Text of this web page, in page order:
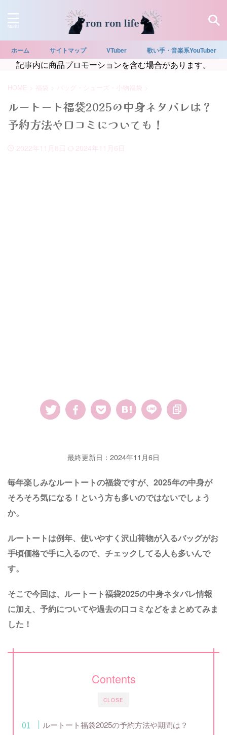
ホーム サイトマップ VTuber 歌い手・音楽系YouTuber
記事内に商品プロモーションを含む場合があります。
HOME > 福袋 > バッグ・シューズ・小物福袋 >
ルートート福袋2025の中身ネタバレは？
予約方法や口コミについても！
2022年11月8日 2024年11月6日
最終更新日：2024年11月6日
毎年楽しみなルートートの福袋ですが、2025年の中身が
そろそろ気になる！という方も多いのではないでしょう
か。
ルートートは例年、使いやすく沢山荷物が入るバッグがお
手頃価格で手に入るので、チェックしてる人も多いんで
す。
そこで今回は、ルートート福袋2025の中身ネタバレ情報
に加え、予約についてや過去の口コミなどをまとめてみま
した！
CLOSE
Contents
ルートート福袋2025の予約方法や期間は？